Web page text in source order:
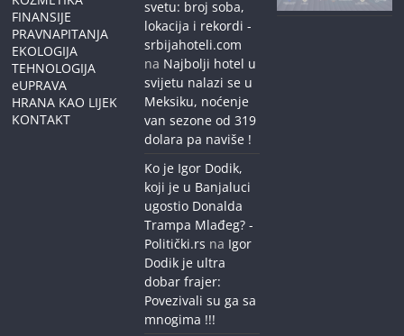
FINANSIJE
PRAVNAPITANJA
EKOLOGIJA
TEHNOLOGIJA
eUPRAVA
HRANA KAO LIJEK
KONTAKT
svetu: broj soba,
lokacija i rekordi -
srbijahoteli.com
na Najbolji hotel u
svijetu nalazi se u
Meksiku, noćenje
van sezone od 319
dolara pa naviše !
Ko je Igor Dodik,
koji je u Banjaluci
ugostio Donalda
Trampa Mlađeg? -
Politički.rs na Igor
Dodik je ultra
dobar frajer:
Povezivali su ga sa
mnogima !!!